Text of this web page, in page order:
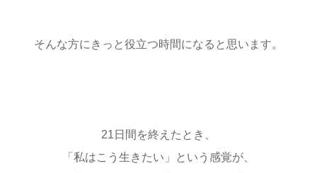
そんな方にきっと役立つ時間になると思います。
21日間を終えたとき、
「私はこう生きたい」という感覚が、